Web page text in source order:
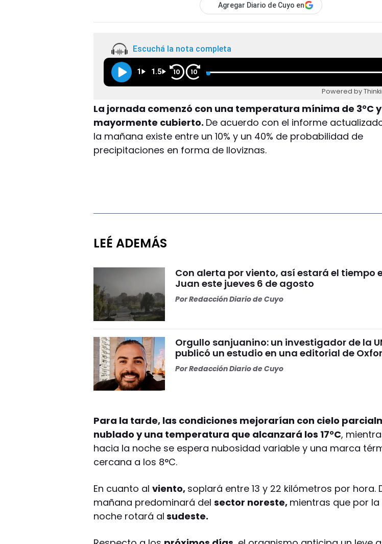
Agregar Diario de Cuyo en
Escuchá la nota completa
1 1.5 10 10
Powered by
La jornada comenzó con una temperatura mínima de 3°C
mayormente cubierto. De acuerdo con el informe
la mañana existe entre un 10% y un 40% de probabilidad de
precipitaciones en forma de lloviznas.
LEÉ ADEMÁS
Con alerta por viento, así estará el tiempo
Juan este jueves 6 de agosto
PorRedacción Diario de Cuyo
Orgullo sanjuanino: un investigador de la
publicó un estudio en una editorial de
PorRedacción Diario de Cuyo
Para la tarde, las condiciones mejorarían con cielo
nublado y una temperatura que alcanzará los 17°C,
hacia la noche se espera nubosidad variable y una marca
cercana a los 8°C.
En cuanto alviento, soplará entre 13 y 22 kilómetros por hora.
mañana predominará delsector noreste, mientras que por
noche rotará al sudeste.